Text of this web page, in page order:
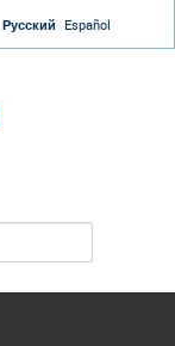
Русский Español